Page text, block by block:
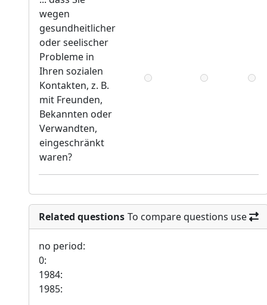
wegen
gesundheitlicher
oder seelischer
Probleme in
Ihren sozialen
Kontakten, z. B.
mit Freunden,
Bekannten oder
Verwandten,
eingeschränkt
waren?
Related questions To compare questions use
no period:
0:
1984:
1985: